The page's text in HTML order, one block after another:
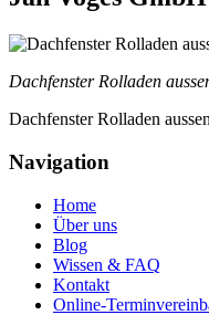
Dachfenster Rolladen
Dachfenster Rolladen aussen
Navigation
Home
Über uns
Blog
Wissen & FAQ
Kontakt
Online-